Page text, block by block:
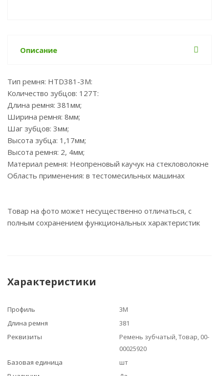
Описание
Тип ремня: HTD381-3M:
Количество зубцов: 127T:
Длина ремня: 381мм;
Ширина ремня: 8мм;
Шаг зубцов: 3мм;
Высота зубца: 1,17мм;
Высота ремня: 2, 4мм;
Материал ремня: Неопреновый каучук на стекловолокне
Область применения: в тестомесильных машинах
Товар на фото может несущественно отличаться, с
полным сохранением функциональных характеристик
Характеристики
Профиль
3M
Длина ремня
381
Реквизиты
Ремень зубчатый, Товар, 00-
00025920
Базовая единица
шт